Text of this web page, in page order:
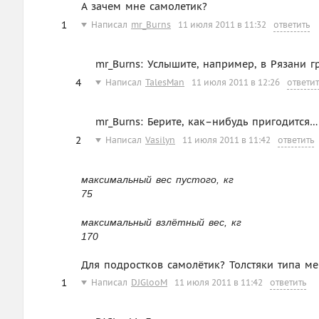
А зачем мне самолетик?
1
Написал mr_Burns 11 июля 2011 в 11:32 ответить
mr_Burns: Услышите, например, в Рязани
4
Написал TalesMan 11 июля 2011 в 12:26
mr_Burns: Берите, как–нибудь пригодится…
2
Написал Vasilyn 11 июля 2011 в 11:42 ответить
максимальный вес пустого, кг
75
максимальный взлётный вес, кг
170
Для подростков самолётик? Толстяки типа
1
Написал DJGlooM 11 июля 2011 в 11:42 ответить